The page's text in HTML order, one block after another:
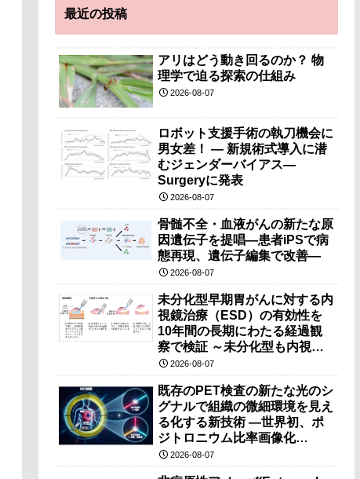
最近の投稿
アリはどう動き回るのか？ 物
理学で迫る探索の仕組み
2026-08-07
ロボット支援手術の執刀機会に
男女差！ — 新規術式導入に潜
むジェンダーバイアス—
Surgeryに発表
2026-08-07
骨髄不全・血液がんの新たな原
因遺伝子を提唱―患者iPSで病
態再現、遺伝子編集で改善―
2026-08-07
未分化型早期胃がんに対する内
視鏡治療（ESD）の有効性を
10年間の長期にわたる経過観
察で検証 ～未分化型も内視鏡
治療で胃の温存が可能～
2026-08-07
既存のPET検査の新たな光のシ
グナルで組織の微細環境を見え
る化する新技術 ―世界初、ポ
ジトロニウム比率画像化
（PRI）の原理検証に成功―
2026-08-07